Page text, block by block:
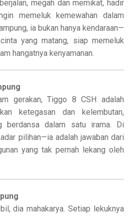
megah dan memikat, hadir
memeluk kemewahan dalam
ia bukan hanya kendaraan—
yang matang, siap memeluk
hangatnya kenyamanan.
gerakan, Tiggo 8 CSH adalah
ketegasan dan kelembutan,
berdansa dalam satu irama. Di
pilihan—ia adalah jawaban dari
yang tak pernah lekang oleh
dia mahakarya. Setiap lekuknya